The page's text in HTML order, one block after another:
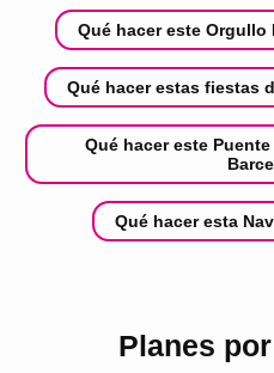
Qué hacer este Orgullo
Qué hacer estas fiestas
Qué hacer este
Qué hacer esta
Planes